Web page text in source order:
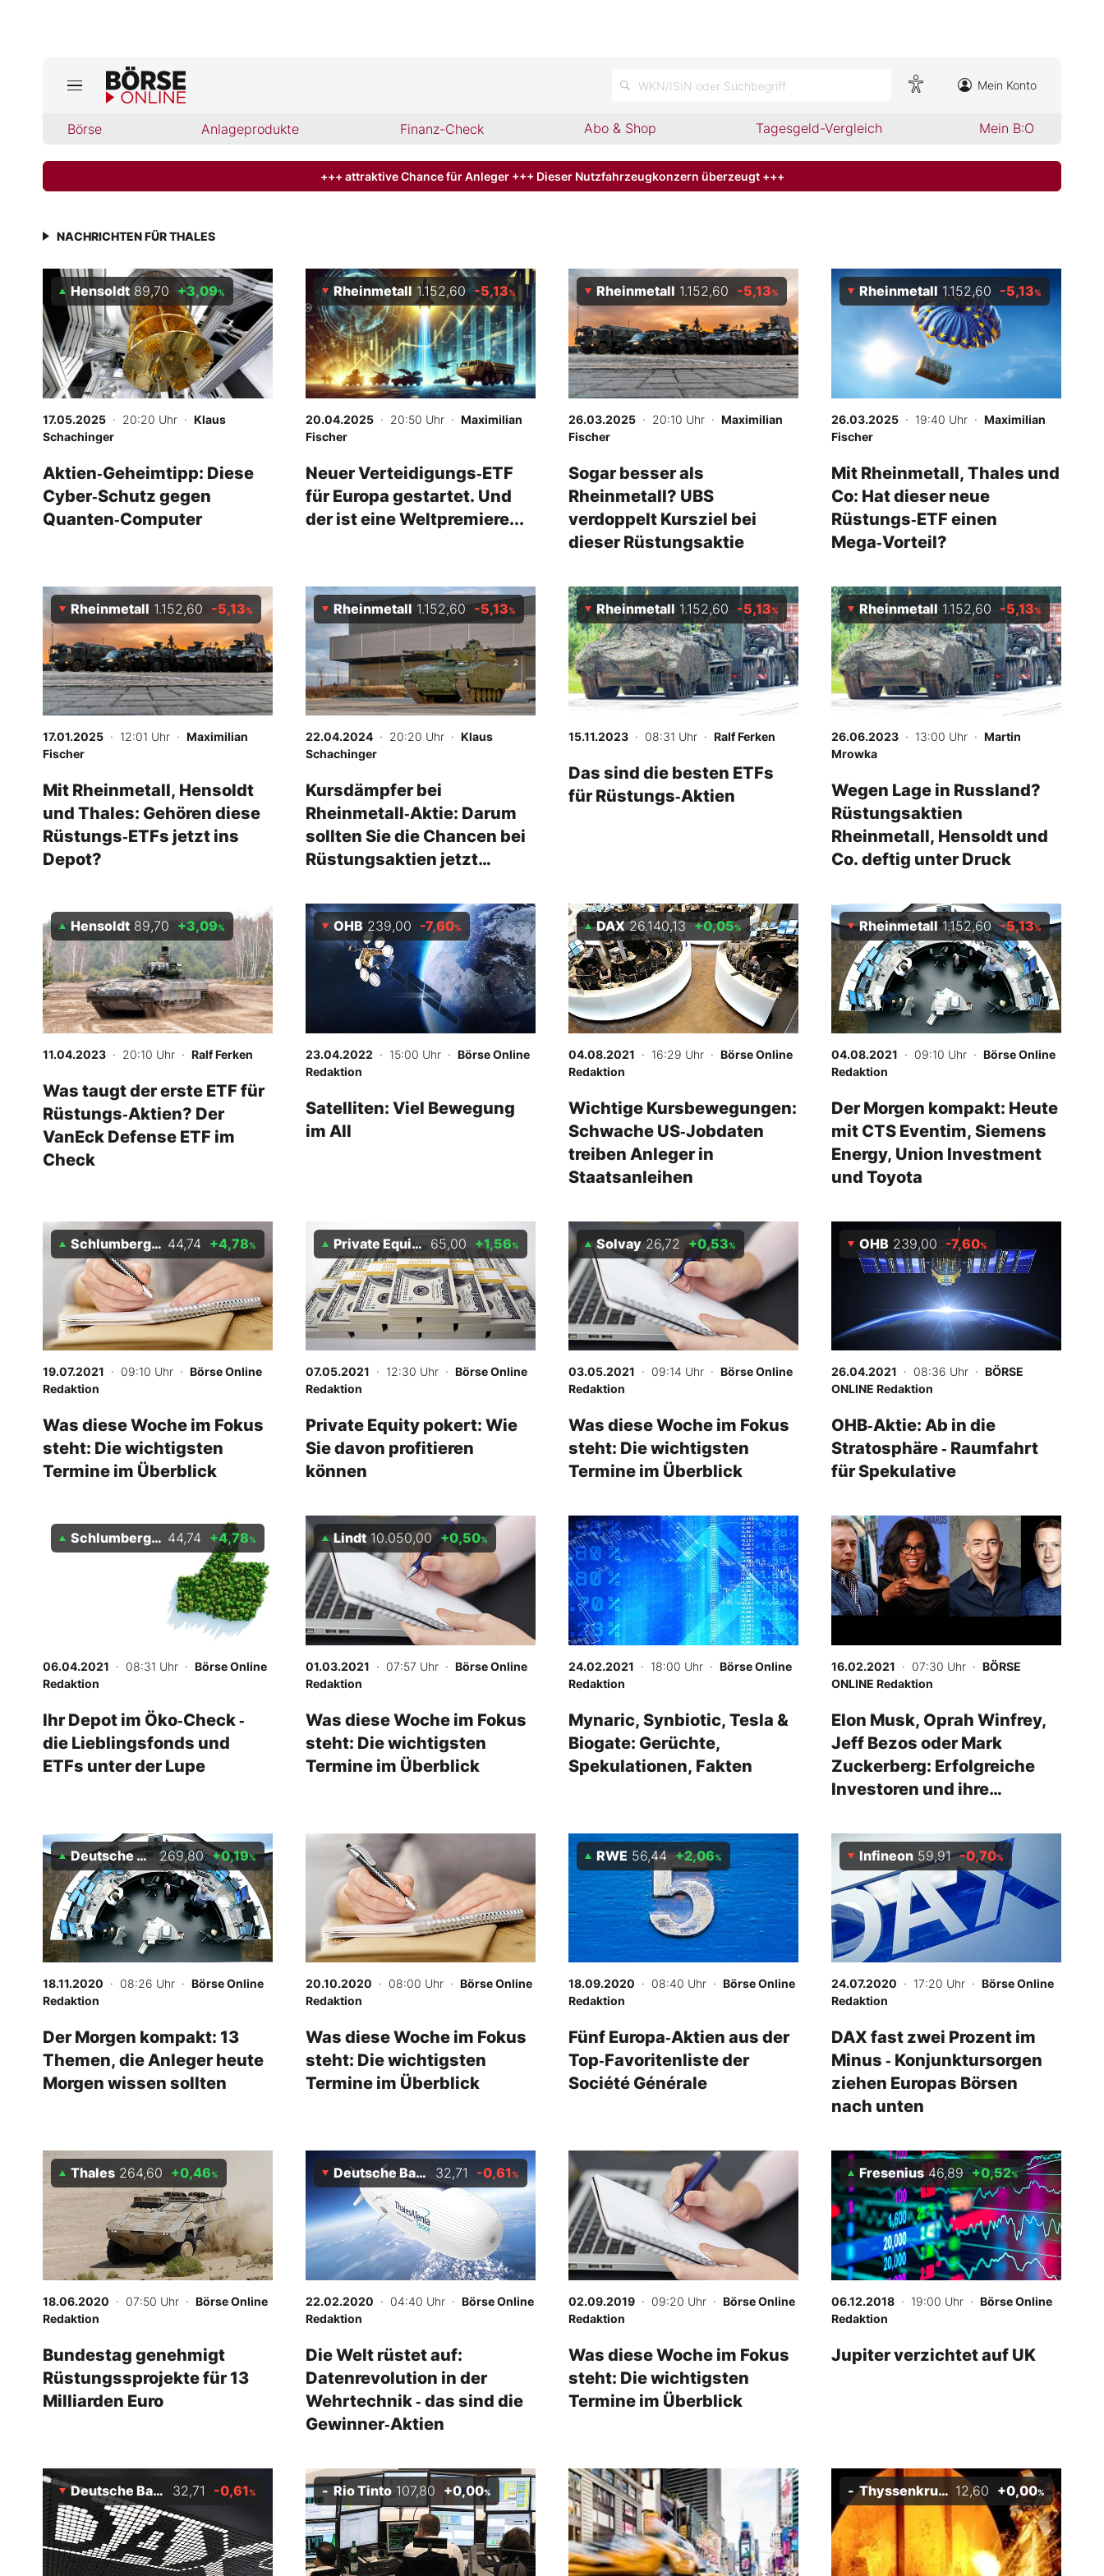
WKN/ISIN oder Suchbegriff Mein Konto
Börse Anlageprodukte Finanz-Check Abo & Shop Tagesgeld-Vergleich Mein B:O
Jetzt aktuelle Ausgabe BÖRSE ONLINE lesen
Abo & Shop
BO-Musterdepots
Experten
Mein B:O
Mein Konto
Kontakt
+++ attraktive Chance für Anleger +++ Dieser Nutzfahrzeugkonzern überzeugt +++
NACHRICHTEN FÜR THALES
Hensoldt 89,70 +3,09%
17.05.2025 · 20:20 Uhr · Klaus
Schachinger
Aktien‑Geheimtipp: Diese
Cyber‑Schutz gegen
Quanten‑Computer
Rheinmetall 1.152,60 -5,13%
20.04.2025 · 20:50 Uhr · Maximilian
Fischer
Neuer Verteidigungs‑ETF
für Europa gestartet. Und
der ist eine Weltpremiere...
Rheinmetall 1.152,60 -5,13%
26.03.2025 · 20:10 Uhr · Maximilian
Fischer
Sogar besser als
Rheinmetall? UBS
verdoppelt Kursziel bei
dieser Rüstungsaktie
Rheinmetall 1.152,60 -5,13%
26.03.2025 · 19:40 Uhr · Maximilian
Fischer
Mit Rheinmetall, Thales und
Co: Hat dieser neue
Rüstungs‑ETF einen
Mega‑Vorteil?
Rheinmetall 1.152,60 -5,13%
17.01.2025 · 12:01 Uhr · Maximilian
Fischer
Mit Rheinmetall, Hensoldt
und Thales: Gehören diese
Rüstungs‑ETFs jetzt ins
Depot?
Rheinmetall 1.152,60 -5,13%
22.04.2024 · 20:20 Uhr · Klaus
Schachinger
Kursdämpfer bei
Rheinmetall‑Aktie: Darum
sollten Sie die Chancen bei
Rüstungsaktien jetzt
Rheinmetall 1.152,60 -5,13%
15.11.2023 · 08:31 Uhr · Ralf Ferken
Das sind die besten ETFs
für Rüstungs‑Aktien
Rheinmetall 1.152,60 -5,13%
26.06.2023 · 13:00 Uhr · Martin
Mrowka
Wegen Lage in Russland?
Rüstungsaktien
Rheinmetall, Hensoldt und
Co. deftig unter Druck
Hensoldt 89,70 +3,09%
11.04.2023 · 20:10 Uhr · Ralf Ferken
Was taugt der erste ETF für
Rüstungs‑Aktien? Der
VanEck Defense ETF im
Check
OHB 239,00 -7,60%
23.04.2022 · 15:00 Uhr · Börse Online
Redaktion
Satelliten: Viel Bewegung
im All
DAX 26.140,13 +0,05%
04.08.2021 · 16:29 Uhr · Börse Online
Redaktion
Wichtige Kursbewegungen:
Schwache US‑Jobdaten
treiben Anleger in
Staatsanleihen
Rheinmetall 1.152,60 -5,13%
04.08.2021 · 09:10 Uhr · Börse Online
Redaktion
Der Morgen kompakt: Heute
mit CTS Eventim, Siemens
Energy, Union Investment
und Toyota
Schlumberger 44,74 +4,78%
19.07.2021 · 09:10 Uhr · Börse Online
Redaktion
Was diese Woche im Fokus
steht: Die wichtigsten
Termine im Überblick
Private Equity Holding AG 65,00 +1,56%
07.05.2021 · 12:30 Uhr · Börse Online
Redaktion
Private Equity pokert: Wie
Sie davon profitieren
können
Solvay 26,72 +0,53%
03.05.2021 · 09:14 Uhr · Börse Online
Redaktion
Was diese Woche im Fokus
steht: Die wichtigsten
Termine im Überblick
OHB 239,00 -7,60%
26.04.2021 · 08:36 Uhr · BÖRSE
ONLINE Redaktion
OHB‑Aktie: Ab in die
Stratosphäre ‑ Raumfahrt
für Spekulative
Schlumberger 44,74 +4,78%
06.04.2021 · 08:31 Uhr · Börse Online
Redaktion
Ihr Depot im Öko‑Check ‑
die Lieblingsfonds und
ETFs unter der Lupe
Lindt 10.050,00 +0,50%
01.03.2021 · 07:57 Uhr · Börse Online
Redaktion
Was diese Woche im Fokus
steht: Die wichtigsten
Termine im Überblick
-%
24.02.2021 · 18:00 Uhr · Börse Online
Redaktion
Mynaric, Synbiotic, Tesla &
Biogate: Gerüchte,
Spekulationen, Fakten
-%
16.02.2021 · 07:30 Uhr · BÖRSE
ONLINE Redaktion
Elon Musk, Oprah Winfrey,
Jeff Bezos oder Mark
Zuckerberg: Erfolgreiche
Investoren und ihre
Deutsche Börse 269,80 +0,19%
18.11.2020 · 08:26 Uhr · Börse Online
Redaktion
Der Morgen kompakt: 13
Themen, die Anleger heute
Morgen wissen sollten
%
20.10.2020 · 08:00 Uhr · Börse Online
Redaktion
Was diese Woche im Fokus
steht: Die wichtigsten
Termine im Überblick
RWE 56,44 +2,06%
18.09.2020 · 08:40 Uhr · Börse Online
Redaktion
Fünf Europa‑Aktien aus der
Top‑Favoritenliste der
Société Générale
Infineon 59,91 -0,70%
24.07.2020 · 17:20 Uhr · Börse Online
Redaktion
DAX fast zwei Prozent im
Minus ‑ Konjunktursorgen
ziehen Europas Börsen
nach unten
Thales 264,60 +0,46%
18.06.2020 · 07:50 Uhr · Börse Online
Redaktion
Bundestag genehmigt
Rüstungssprojekte für 13
Milliarden Euro
Deutsche Bank 32,71 -0,61%
22.02.2020 · 04:40 Uhr · Börse Online
Redaktion
Die Welt rüstet auf:
Datenrevolution in der
Wehrtechnik ‑ das sind die
Gewinner‑Aktien
-%
02.09.2019 · 09:20 Uhr · Börse Online
Redaktion
Was diese Woche im Fokus
steht: Die wichtigsten
Termine im Überblick
Fresenius 46,89 +0,52%
06.12.2018 · 19:00 Uhr · Börse Online
Redaktion
Jupiter verzichtet auf UK
Deutsche Bank 32,71 -0,61% Rio Tinto 107,80 +0,00% -% Thyssenkrupp 12,60 +0,00%